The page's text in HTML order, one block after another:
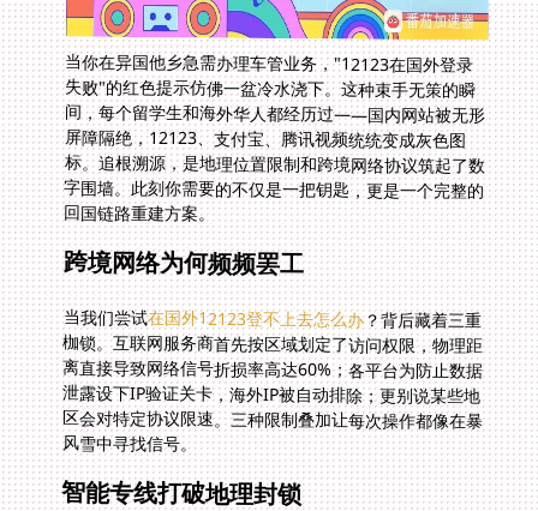
当你在异国他乡急需办理车管业务，"12123在国外登录
失败"的红色提示仿佛一盆冷水浇下。这种束手无策的瞬
间，每个留学生和海外华人都经历过——国内网站被无形
屏障隔绝，12123、支付宝、腾讯视频统统变成灰色图
标。追根溯源，是地理位置限制和跨境网络协议筑起了数
字围墙。此刻你需要的不仅是一把钥匙，更是一个完整的
回国链路重建方案。
跨境网络为何频频罢工
当我们尝试在国外12123登不上去怎么办？背后藏着三重
枷锁。互联网服务商首先按区域划定了访问权限，物理距
离直接导致网络信号折损率高达60%；各平台为防止数据
泄露设下IP验证关卡，海外IP被自动排除；更别说某些地
区会对特定协议限速。三种限制叠加让每次操作都像在暴
风雪中寻找信号。
智能专线打破地理封锁